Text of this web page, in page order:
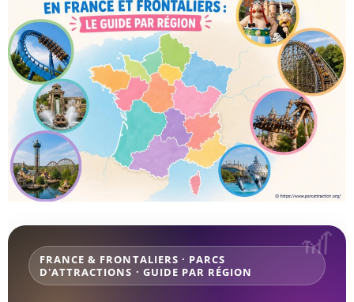
FRANCE & FRONTALIERS · PARCS
D'ATTRACTIONS · GUIDE PAR RÉGION